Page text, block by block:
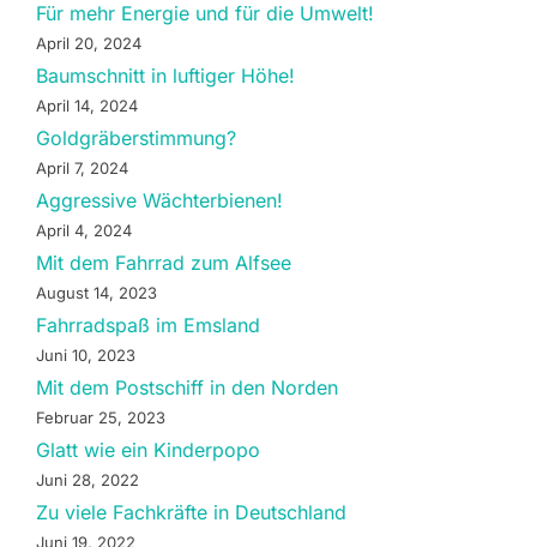
Für mehr Energie und für die Umwelt!
April 20, 2024
Baumschnitt in luftiger Höhe!
April 14, 2024
Goldgräberstimmung?
April 7, 2024
Aggressive Wächterbienen!
April 4, 2024
Mit dem Fahrrad zum Alfsee
August 14, 2023
Fahrradspaß im Emsland
Juni 10, 2023
Mit dem Postschiff in den Norden
Februar 25, 2023
Glatt wie ein Kinderpopo
Juni 28, 2022
Zu viele Fachkräfte in Deutschland
Juni 19, 2022